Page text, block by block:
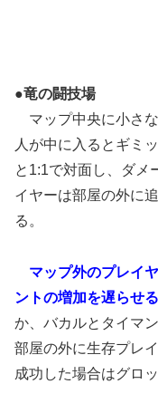
●竜の闘技場
マップ中央に小さ
人が中に入るとギミ
と1:1で対面し、ダメ
イヤーは部屋の外に
る。
マップ外のプレイ
ントの増加を遅らせる
か、バカルとタイマ
部屋の外に生存プレ
成功した場合はグロ